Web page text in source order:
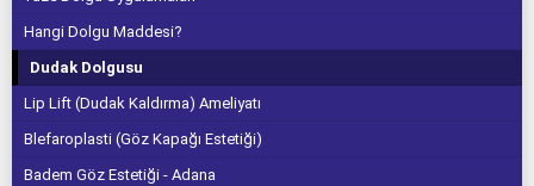
Hangi Dolgu Maddesi?
Dudak Dolgusu
Lip Lift (Dudak Kaldırma) Ameliyatı
Blefaroplasti (Göz Kapağı Estetiği)
Badem Göz Estetiği - Adana